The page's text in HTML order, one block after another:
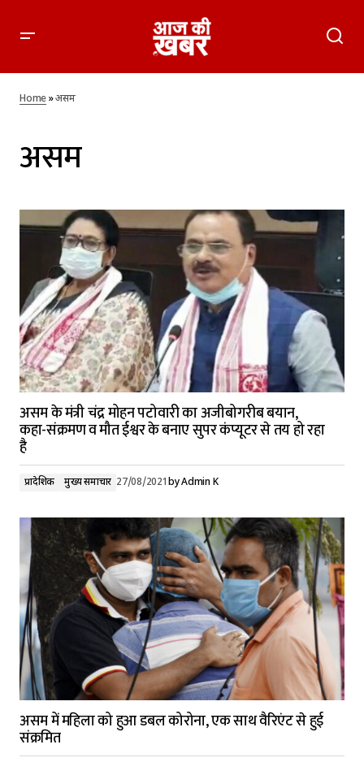
Home»असम
असम
असम के मंत्री चंद्र मोहन पटोवारी का अजीबोगरीब बयान,
कहा-संक्रमण व मौत ईश्वर के बनाए सुपर कंप्यूटर से तय हो रहा
है
प्रादेशिक मुख्य समाचार 27/08/2021byAdmin K
असम में महिला को हुआ डबल कोरोना, एक साथ वैरिएंट से हुई
संक्रमित